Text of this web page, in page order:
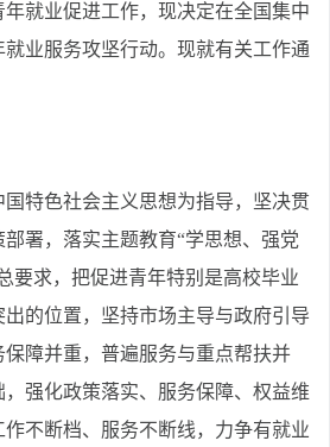
就业促进工作，现决定在全国集中
业服务攻坚行动。现就有关工作通
特色社会主义思想为指导，坚决贯
署，落实主题教育“学思想、强党
要求，把促进青年特别是高校毕业
的位置，坚持市场主导与政府引导
障并重，普遍服务与重点帮扶并
强化政策落实、服务保障、权益维
不断档、服务不断线，力争有就业